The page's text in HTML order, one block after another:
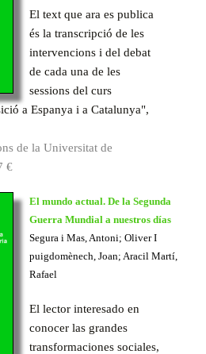
El text que ara es publica
és la transcripció de les
intervencions i del debat
de cada una de les
sessions del curs
a Espanya i a Catalunya",
de la Universitat de
€
El mundo actual. De la Segunda
Guerra Mundial a nuestros días
Segura i Mas, Antoni; Oliver I
puigdomènech, Joan; Aracil Martí,
Rafael
El lector interesado en
conocer las grandes
transformaciones sociales,